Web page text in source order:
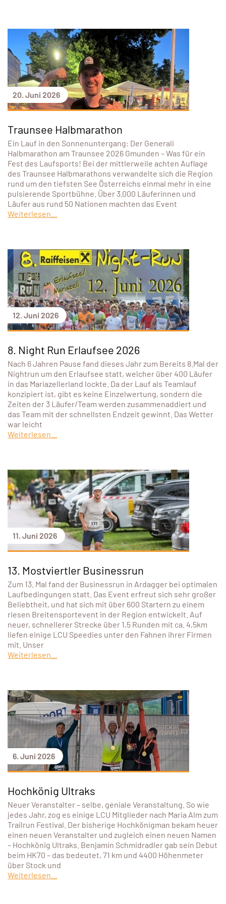
20. Juni 2026
Traunsee Halbmarathon
Ein Lauf in den Sonnenuntergang: Der Generali
Halbmarathon am Traunsee 2026 Gmunden – Was für ein
Fest des Laufsports! Bei der mittlerweile achten Auflage
des Traunsee Halbmarathons verwandelte sich die Region
rund um den tiefsten See Österreichs einmal mehr in eine
pulsierende Sportbühne. Über 3.000 Läuferinnen und
Läufer aus rund 50 Nationen machten das Event
Weiterlesen...
12. Juni 2026
8. Night Run Erlaufsee 2026
Nach 6 Jahren Pause fand dieses Jahr zum Bereits 8.Mal der
Nightrun um den Erlaufsee statt, welcher über 400 Läufer
in das Mariazellerland lockte. Da der Lauf als Teamlauf
konzipiert ist, gibt es keine Einzelwertung, sondern die
Zeiten der 3 Läufer/Team werden zusammenaddiert und
das Team mit der schnellsten Endzeit gewinnt. Das Wetter
war leicht
Weiterlesen...
11. Juni 2026
13. Mostviertler Businessrun
Zum 13. Mal fand der Businessrun in Ardagger bei optimalen
Laufbedingungen statt. Das Event erfreut sich sehr großer
Beliebtheit, und hat sich mit über 600 Startern zu einem
riesen Breitensportevent in der Region entwickelt. Auf
neuer, schnellerer Strecke über 1,5 Runden mit ca. 4,5km
liefen einige LCU Speedies unter den Fahnen ihrer Firmen
mit. Unser
Weiterlesen...
6. Juni 2026
Hochkönig Ultraks
Neuer Veranstalter – selbe, geniale Veranstaltung. So wie
jedes Jahr, zog es einige LCU Mitglieder nach Maria Alm zum
Trailrun Festival. Der bisherige Hochkönigman bekam heuer
einen neuen Veranstalter und zugleich einen neuen Namen
– Hochkönig Ultraks. Benjamin Schmidradler gab sein Debut
beim HK70 – das bedeutet, 71 km und 4400 Höhenmeter
über Stock und
Weiterlesen...